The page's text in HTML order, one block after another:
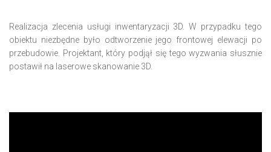
Realizacja zlecenia usługi inwentaryzacji 3D. W przypadku tego
obiektu niezbędne było odtworzenie jego frontowej elewacji po
przebudowie. Projektant, który podjął się tego wyzwania słusznie
postawił na laserowe skanowanie 3D.